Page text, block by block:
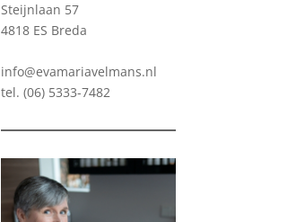
Steijnlaan 57
4818 ES Breda
info@evamariavelmans.nl
tel.(06) 5333-7482